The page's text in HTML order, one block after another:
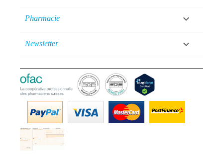
Pharmacie 
Newsletter 